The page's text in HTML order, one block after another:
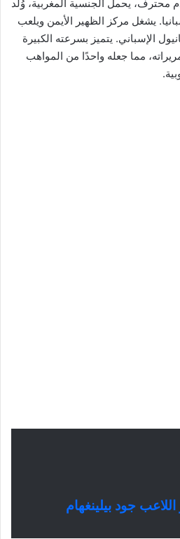
محترف، يحمل الجنسية المغربية، وُلد
2003 في إسبانيا. يشغل مركز الظهير الأيمن ويلعب
الإسباني. يتميز بسرعته الكبيرة
مما جعله واحدًا من المواهب
جود بيلينغهام